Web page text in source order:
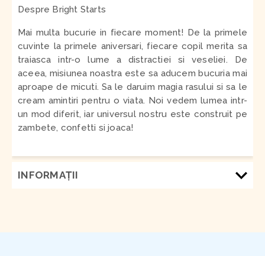
Despre Bright Starts
Mai multa bucurie in fiecare moment! De la primele
cuvinte la primele aniversari, fiecare copil merita sa
traiasca intr-o lume a distractiei si veseliei. De
aceea, misiunea noastra este sa aducem bucuria mai
aproape de micuti. Sa le daruim magia rasului si sa le
cream amintiri pentru o viata. Noi vedem lumea intr-
un mod diferit, iar universul nostru este construit pe
zambete, confetti si joaca!
INFORMAŢII